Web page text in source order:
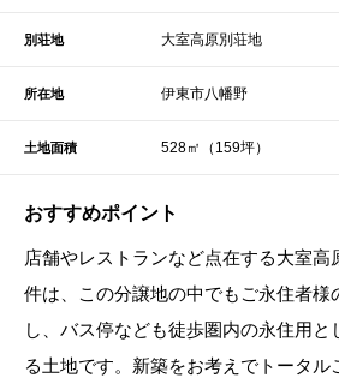
別荘地 大室高原別荘地
所在地 伊東市八幡野
土地面積 528㎡（159坪）
おすすめポイント
店舗やレストランなど点在する大室高
件は、この分譲地の中でもご永住者様
し、バス停なども徒歩圏内の永住用と
る土地です。新築をお考えでトータル